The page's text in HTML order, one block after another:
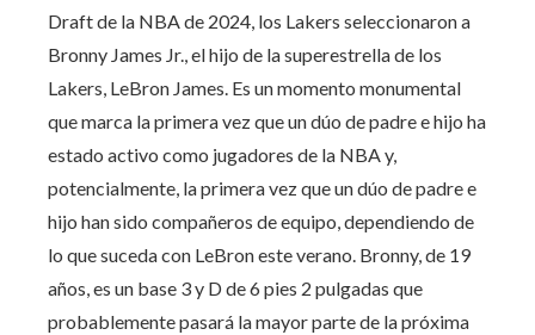
Draft de la NBA de 2024, los Lakers seleccionaron a
Bronny James Jr., el hijo de la superestrella de los
Lakers, LeBron James. Es un momento monumental
que marca la primera vez que un dúo de padre e hijo ha
estado activo como jugadores de la NBA y,
potencialmente, la primera vez que un dúo de padre e
hijo han sido compañeros de equipo, dependiendo de
lo que suceda con LeBron este verano. Bronny, de 19
años, es un base 3 y D de 6 pies 2 pulgadas que
probablemente pasará la mayor parte de la próxima